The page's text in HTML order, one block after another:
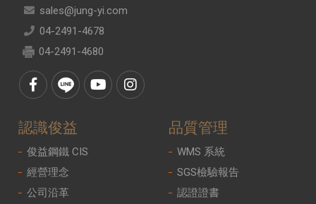
sales@jung-yi.com
04-2491-4678
04-2491-4680
認識俊益
俊益鋼鐵 CIS
經營理念
公司沿革
品質管理
WMS 系統
SGS檢驗報告
認證證書